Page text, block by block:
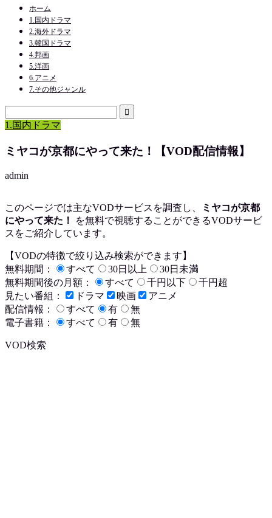
ホーム
1.国内ドラマ
2.海外ドラマ
3.韓国ドラマ
4.邦画
5.洋画
6.アニメ
7.その他ジャンル
1.国内ドラマ
ミヤコが京都にやって来た！【VOD配信情報】
admin
このページでは主なVODサービスを調査し、
ミヤコが京都
にやって来た！
を無料で視聴することができるVODサービ
スをご紹介しています。
【VODの特徴で絞り込み検索ができます】
無料期間：
すべて 30日以上
30日未満
無料期間後の月額：
すべて 千円以下
千円超
見たい番組：
ドラマ 映画
アニメ
配信情報：
すべて 有
無
電子書籍：
すべて 有 無
VOD検索